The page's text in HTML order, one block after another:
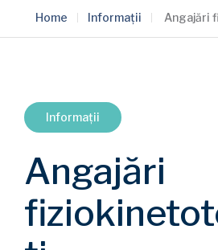
Home Informații Angajări
Informații
Angajări